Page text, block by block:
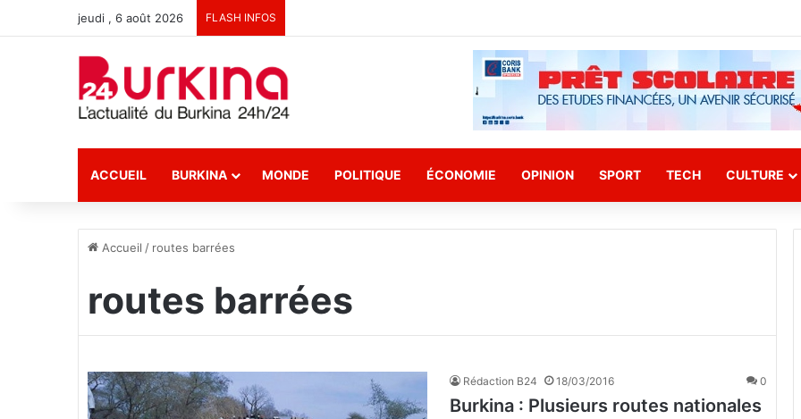
jeudi , 6 août 2026 FLASH INFOS
ACCUEIL BURKINA MONDE POLITIQUE ÉCONOMIE OPINION SPORT TECH CULTURE
Accueil / routes barrées
routes barrées
Rédaction B24 18/03/2016 0
Burkina : Plusieurs routes nationales